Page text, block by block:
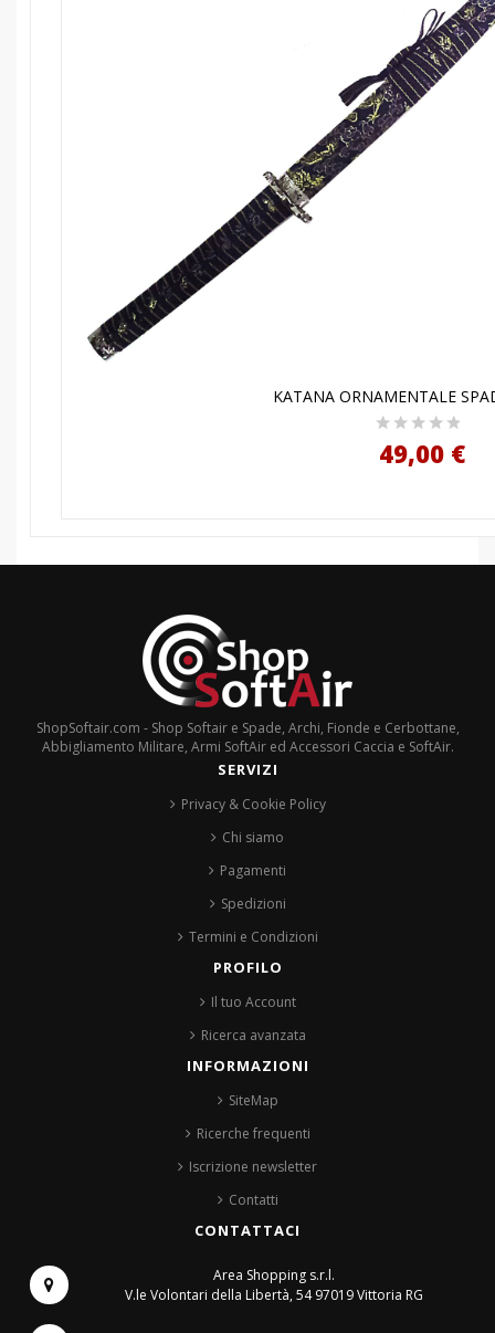
AGGIUNGI AL
KATANA ORNAMENTALE
49,00 €
ShopSoftair.com - Shop Softair e Spade, Archi, Fionde e Cerbottane,
Abbigliamento Militare, Armi SoftAir ed Accessori Caccia e SoftAir.
SERVIZI
Privacy & Cookie Policy
Chi siamo
Pagamenti
Spedizioni
Termini e Condizioni
PROFILO
Il tuo Account
Ricerca avanzata
INFORMAZIONI
SiteMap
Ricerche frequenti
Iscrizione newsletter
Contatti
CONTATTACI
Area Shopping s.r.l.
V.le Volontari della Libertà, 5497019 Vittoria RG